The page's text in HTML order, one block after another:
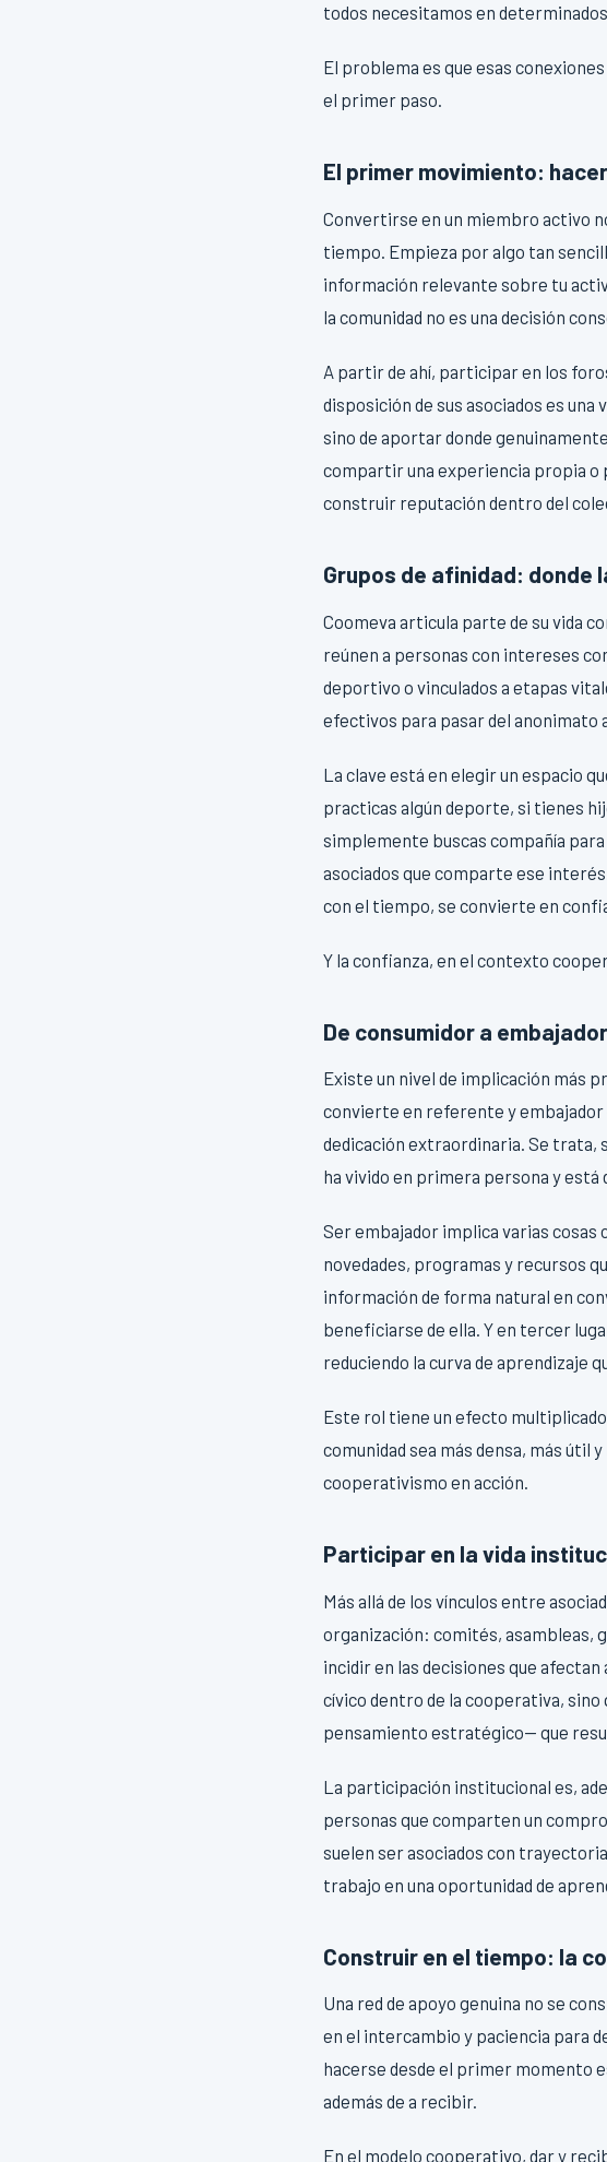
todos necesitamos en
El problema es que esas
el primer paso.
El primer movimiento:
Convertirse en un miembro activo
tiempo. Empieza por algo tan
información relevante sobre tu
la comunidad no es una decisión
A partir de ahí, participar en los
disposición de sus asociados es
sino de aportar donde
compartir una experiencia propia o
construir reputación dentro del
Grupos de afinidad: donde
Coomeva articula parte de su vida
reúnen a personas con intereses
deportivo o vinculados a etapas
efectivos para pasar del anonimato
La clave está en elegir un espacio
practicas algún deporte, si tienes
simplemente buscas compañía
asociados que comparte ese
con el tiempo, se convierte en
Y la confianza, en el contexto
De consumidor a
Existe un nivel de implicación más
convierte en referente y embajador
dedicación extraordinaria. Se trata,
ha vivido en primera persona y
Ser embajador implica varias
novedades, programas y recursos
información de forma natural en
beneficiarse de ella. Y en tercer
reduciendo la curva de aprendizaje
Este rol tiene un efecto
comunidad sea más densa, más útil
cooperativismo en acción.
Participar en la vida
Más allá de los vínculos entre
organización: comités, asambleas,
incidir en las decisiones que
cívico dentro de la cooperativa,
pensamiento estratégico— que
La participación institucional es,
personas que comparten un
suelen ser asociados con
trabajo en una oportunidad de
Construir en el tiempo: la
Una red de apoyo genuina no se
en el intercambio y paciencia para
hacerse desde el primer momento
además de a recibir.
En el modelo cooperativo, dar y